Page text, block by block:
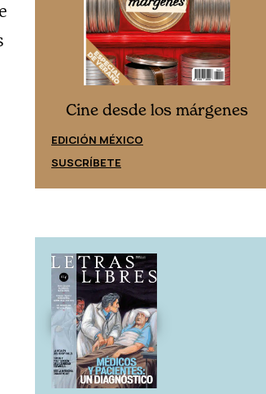
Cine desde los márgenes
EDICIÓN MÉXICO
SUSCRÍBETE